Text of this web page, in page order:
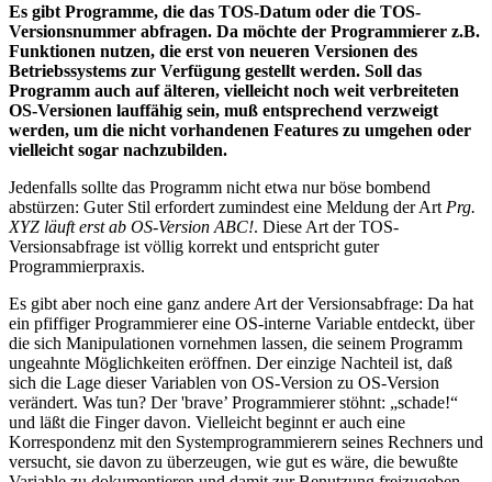
Es gibt Programme, die das TOS-Datum oder die TOS-
Versionsnummer abfragen. Da möchte der Programmierer z.B.
Funktionen nutzen, die erst von neueren Versionen des
Betriebssystems zur Verfügung gestellt werden. Soll das
Programm auch auf älteren, vielleicht noch weit verbreiteten
OS-Versionen lauffähig sein, muß entsprechend verzweigt
werden, um die nicht vorhandenen Features zu umgehen oder
vielleicht sogar nachzubilden.
Jedenfalls sollte das Programm nicht etwa nur böse bombend
abstürzen: Guter Stil erfordert zumindest eine Meldung der Art Prg.
XYZ läuft erst ab OS-Version ABC!. Diese Art der TOS-
Versionsabfrage ist völlig korrekt und entspricht guter
Programmierpraxis.
Es gibt aber noch eine ganz andere Art der Versionsabfrage: Da hat
ein pfiffiger Programmierer eine OS-interne Variable entdeckt, über
die sich Manipulationen vornehmen lassen, die seinem Programm
ungeahnte Möglichkeiten eröffnen. Der einzige Nachteil ist, daß
sich die Lage dieser Variablen von OS-Version zu OS-Version
verändert. Was tun? Der 'brave’ Programmierer stöhnt: „schade!“
und läßt die Finger davon. Vielleicht beginnt er auch eine
Korrespondenz mit den Systemprogrammierern seines Rechners und
versucht, sie davon zu überzeugen, wie gut es wäre, die bewußte